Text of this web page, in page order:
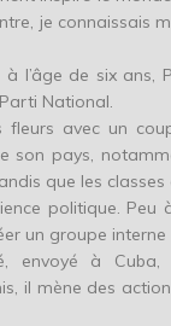
je connaissais
l’âge de six
National.
avec un
son pays,
que les classes
politique. Peu
un groupe
envoyé à
il mène des